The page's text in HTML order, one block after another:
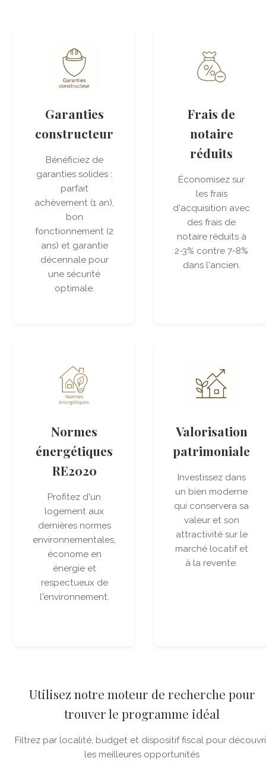
Garanties
constructeur
Bénéficiez de
garanties solides :
parfait
achèvement (1 an),
bon
fonctionnement (2
ans) et garantie
décennale pour
une sécurité
optimale.
Frais de
notaire
réduits
Économisez sur
les frais
d'acquisition avec
des frais de
notaire réduits à
2-3% contre 7-8%
dans l'ancien.
Normes
énergétiques
RE2020
Profitez d'un
logement aux
dernières normes
environnementales,
économe en
énergie et
respectueux de
l'environnement.
Valorisation
patrimoniale
Investissez dans
un bien moderne
qui conservera sa
valeur et son
attractivité sur le
marché locatif et
à la revente.
Utilisez notre moteur de recherche pour
trouver le programme idéal
Filtrez par localité, budget et dispositif fiscal pour
les meilleures opportunités